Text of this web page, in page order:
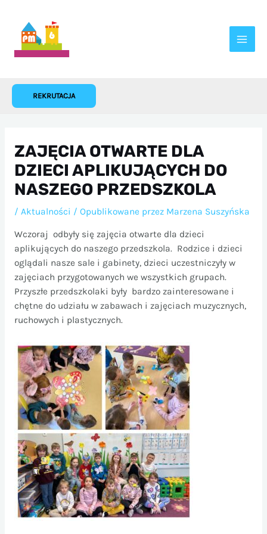
treści
REKRUTACJA
ZAJĘCIA OTWARTE DLA
DZIECI APLIKUJĄCYCH DO
NASZEGO PRZEDSZKOLA
/ Aktualności / Opublikowane przez Marzena Suszyńska
Wczoraj odbyły się zajęcia otwarte dla dzieci
aplikujących do naszego przedszkola. Rodzice i dzieci
oglądali nasze sale i gabinety, dzieci uczestniczyły w
zajęciach przygotowanych we wszystkich grupach.
Przyszłe przedszkolaki były bardzo zainteresowane i
chętne do udziału w zabawach i zajęciach muzycznych,
ruchowych i plastycznych.